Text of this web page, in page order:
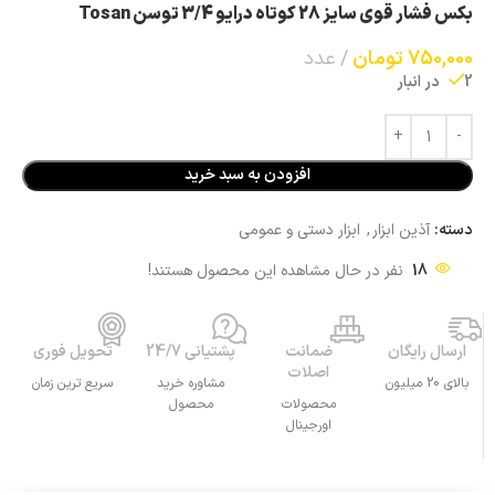
بکس فشار قوی سایز 28 کوتاه درایو 3/4 توسن Tosan
750,000تومان عدد
2 در انبار
افزودن به سبد خرید
دسته: آذین ابزار , ابزار دستی و عمومی
18 نفر در حال مشاهده این محصول هستند!
ارسال رایگان
بالای 20 میلیون
ضمانت
اصلات
محصولات
اورجینال
پشتیانی 24/7
مشاوره خرید
محصول
تحویل فوری
سریع ترین زمان